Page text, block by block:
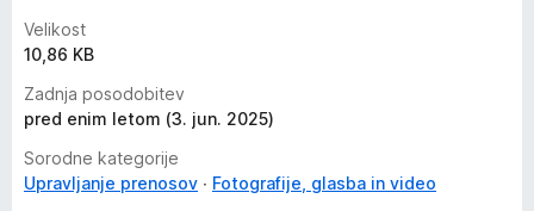
Velikost
10,86 KB
Zadnja posodobitev
pred enim letom (3. jun. 2025)
Sorodne kategorije
Upravljanje prenosov
Fotografije, glasba in video